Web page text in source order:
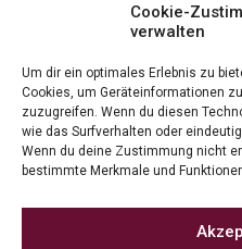
Cookie-
verwalten
Um dir ein optimales Erlebnis zu
Cookies, um Geräteinformationen
zuzugreifen. Wenn du diesen
wie das Surfverhalten oder
Wenn du deine Zustimmung nicht
bestimmte Merkmale und
» Cookie-Richtlinie